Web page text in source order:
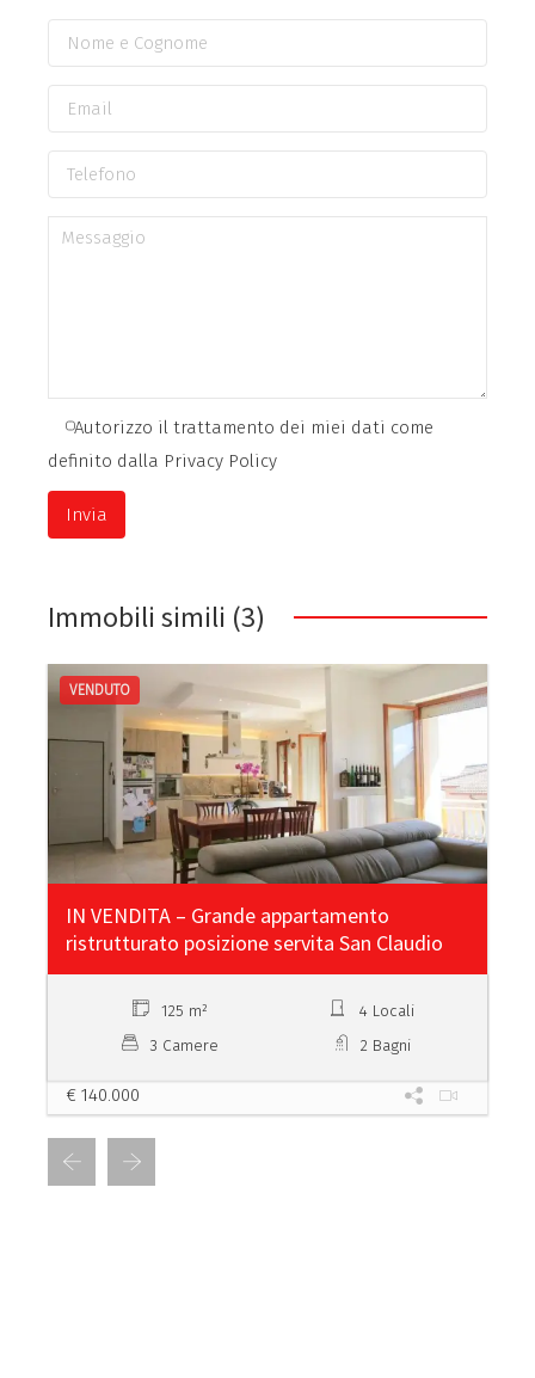
Autorizzo il trattamento dei miei dati come
definito dalla Privacy Policy
t
e
r
v
e
Immobili simili (3)
VENDUTO
IN VENDITA – Grande appartamento
ristrutturato posizione servita San Claudio
125 m²
4 Locali
3 Camere
2 Bagni
€ 140.000